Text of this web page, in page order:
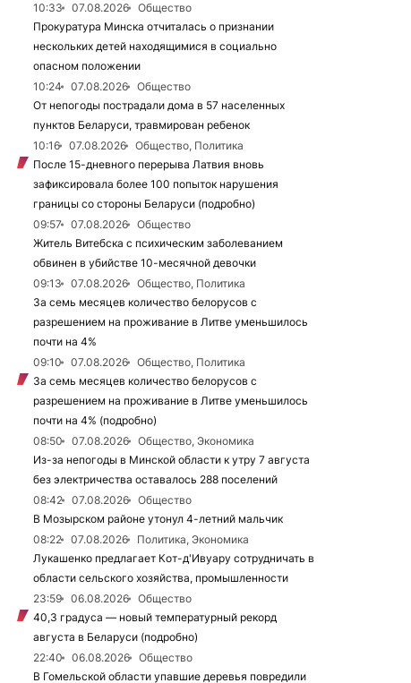
10:33
07.08.2026
Общество
Прокуратура Минска отчиталась о признании
нескольких детей находящимися в социально
опасном положении
10:24
07.08.2026
Общество
От непогоды пострадали дома в 57 населенных
пунктов Беларуси, травмирован ребенок
10:16
07.08.2026
Общество, Политика
После 15-дневного перерыва Латвия вновь
зафиксировала более 100 попыток нарушения
границы со стороны Беларуси (подробно)
09:57
07.08.2026
Общество
Житель Витебска с психическим заболеванием
обвинен в убийстве 10-месячной девочки
09:13
07.08.2026
Общество, Политика
За семь месяцев количество белорусов с
разрешением на проживание в Литве уменьшилось
почти на 4%
09:10
07.08.2026
Общество, Политика
За семь месяцев количество белорусов с
разрешением на проживание в Литве уменьшилось
почти на 4% (подробно)
08:50
07.08.2026
Общество, Экономика
Из-за непогоды в Минской области к утру 7 августа
без электричества оставалось 288 поселений
08:42
07.08.2026
Общество
В Мозырском районе утонул 4-летний мальчик
08:22
07.08.2026
Политика, Экономика
Лукашенко предлагает Кот-д'Ивуару сотрудничать в
области сельского хозяйства, промышленности
23:59
06.08.2026
Общество
40,3 градуса — новый температурный рекорд
августа в Беларуси (подробно)
22:40
06.08.2026
Общество
В Гомельской области упавшие деревья повредили